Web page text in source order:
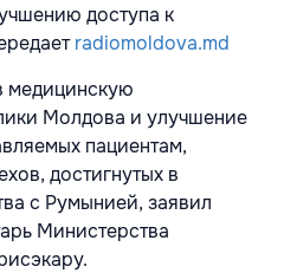
доступа к
radiomoldova.md
медицинскую
Молдова и улучшение
пациентам,
достигнутых в
с Румынией, заявил
Министерства